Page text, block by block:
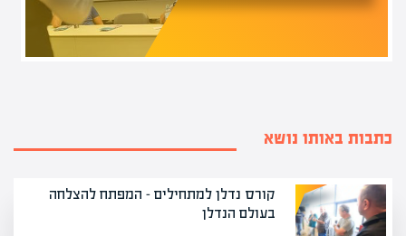
כתבות באותו נושא
קורס נדלן למתחילים – המפתח להצלחה
בעולם הנדלן